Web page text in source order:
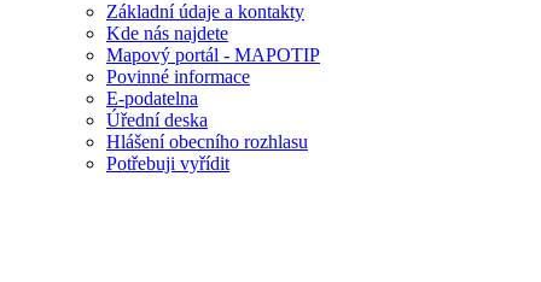
Základní údaje a kontakty
Kde nás najdete
Mapový portál - MAPOTIP
Povinné informace
E-podatelna
Úřední deska
Hlášení obecního rozhlasu
Potřebuji vyřídit